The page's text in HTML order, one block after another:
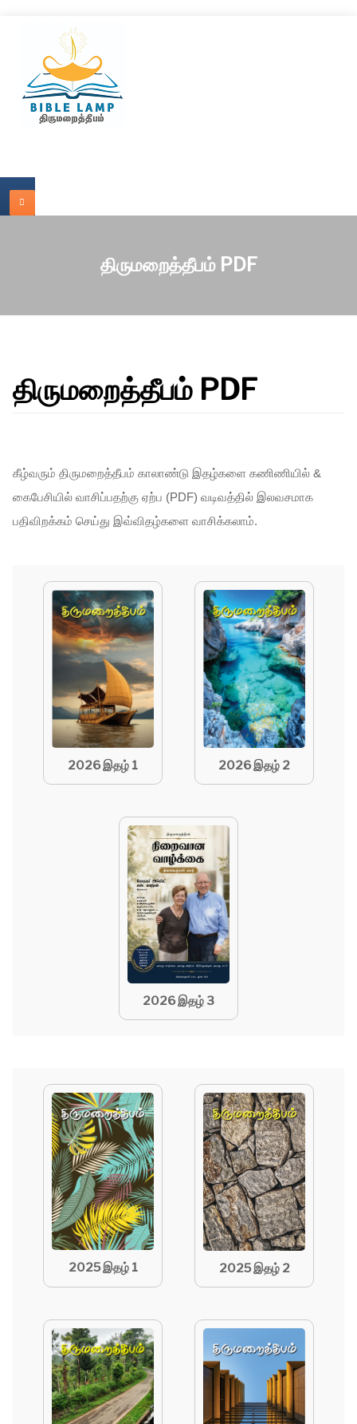
திருமறைத்தீபம் PDF
திருமறைத்தீபம் PDF
கீழ்வரும் திருமறைத்தீபம் காலாண்டு இதழ்களை கணிணியில் &
கைபேசியில் வாசிப்பதற்கு ஏற்ப (PDF) வடிவத்தில் இலவசமாக
பதிவிறக்கம் செய்து இவ்விதழ்களை வாசிக்கலாம்.​​
2026 இதழ் 1 2026 இதழ் 2
2026 இதழ் 3
2025 இதழ் 1 2025 இதழ் 2